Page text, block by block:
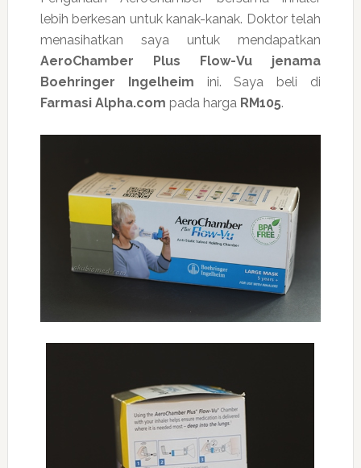
lebih berkesan untuk kanak-kanak. Doktor telah
menasihatkan saya untuk mendapatkan
AeroChamber Plus Flow-Vu jenama
Boehringer Ingelheim ini. Saya beli di
Farmasi Alpha.com pada harga RM105.